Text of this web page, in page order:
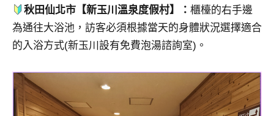
秋田仙北市【新玉川溫泉度假村】：櫃檯的右手邊
為通往大浴池，訪客必須根據當天的身體狀況選擇適合
的入浴方式(新玉川設有免費泡湯諮詢室)。